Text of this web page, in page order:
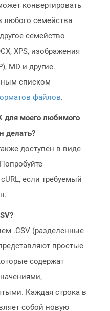
конвертировать
семейства
семейство
XPS, изображения
MD и другие.
списком
файлов.
для моего любимого
делать?
доступен в виде
если требуемый
.CSV (разделенные
простые
содержат
Каждая строка в
собой новую